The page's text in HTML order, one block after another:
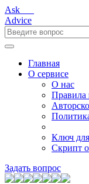
Ask___
Advice
Главная
О сервисе
О нас
Правила
Ключ
Скрипт
Задать вопрос